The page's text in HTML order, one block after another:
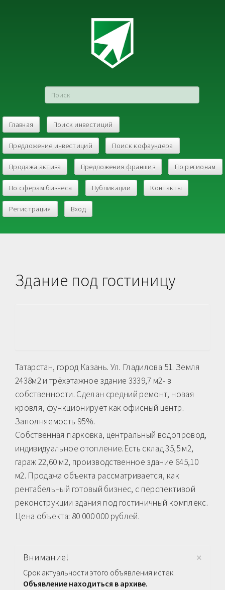
Главная Поиск инвестиций
Предложение инвестиций Поиск кофаундера
Продажа актива Предложения франшиз По регионам
По сферам бизнеса Публикации Контакты
Регистрация Вход
Здание под гостиницу
Татарстан, город Казань. Ул. Гладилова 51. Земля
2438м2 и трёхэтажное здание 3339,7 м2- в
собственности. Сделан средний ремонт, новая
кровля, функционирует как офисный центр.
Заполняемость 95%.
Собственная парковка, центральный водопровод,
индивидуальное отопление.Есть склад 35,5 м2,
гараж 22,60 м2, производственное здание 645,10
м2. Продажа объекта рассматривается, как
рентабельный готовый бизнес, с перспективой
реконструкции здания под гостиничный комплекс.
Цена объекта: 80 000 000 рублей.
×
Внимание!
Срок актуальности этого объявления истек.
Объявление находиться в архиве.